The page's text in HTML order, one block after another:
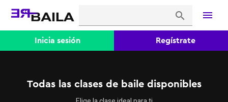
search menu
Inicia sesión Regístrate
Todas las clases de baile disponibles